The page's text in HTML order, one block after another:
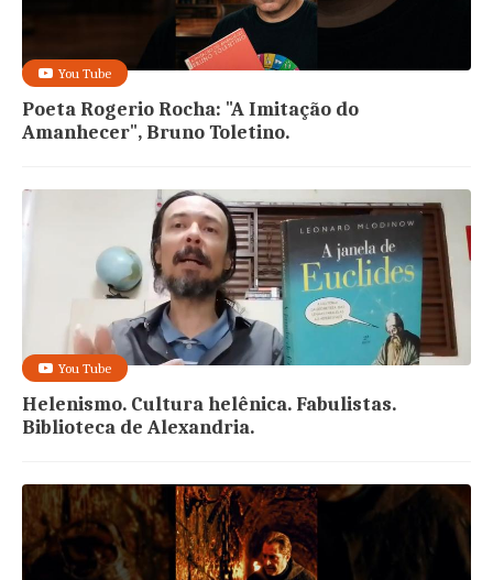
You Tube
Poeta Rogerio Rocha: "A Imitação do
Amanhecer", Bruno Toletino.
You Tube
Helenismo. Cultura helênica. Fabulistas.
Biblioteca de Alexandria.